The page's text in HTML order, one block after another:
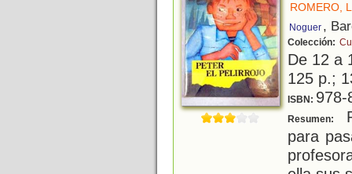
ROMERO,
Noguer ,
Colección:
De 12 a
125 p.;
ISBN: 978-
Resumen:
para